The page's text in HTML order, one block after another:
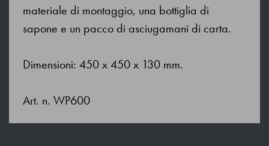
materiale di montaggio, una bottiglia di
sapone e un pacco di asciugamani di carta.
Dimensioni: 450 x 450 x 130 mm.
Art. n. WP600